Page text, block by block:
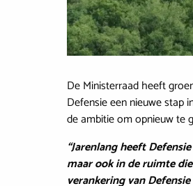
De Ministerraad heeft
Defensie een nieuwe stap
de ambitie om opnieuw te
“Jarenlang heeft
maar ook in de ruimte
verankering van